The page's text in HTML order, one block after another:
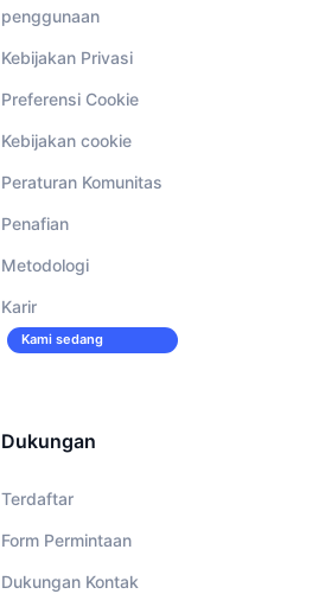
penggunaan
Kebijakan Privasi
Preferensi Cookie
Kebijakan cookie
Peraturan Komunitas
Penafian
Metodologi
Karir
Kami sedang
Dukungan
Terdaftar
Form Permintaan
Dukungan Kontak